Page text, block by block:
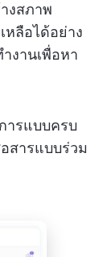
งสภาพ
ลือได้อย่าง
งานเพื่อหา
ารแบบครบ
สารแบบร่วม